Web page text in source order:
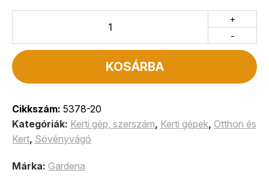
-
+
KOSÁRBA
Cikkszám: 5378-20
Kategóriák: Kerti gép, szerszám, Kerti gépek, Otthon és
Kert, Sövényvágó
Márka: Gardena